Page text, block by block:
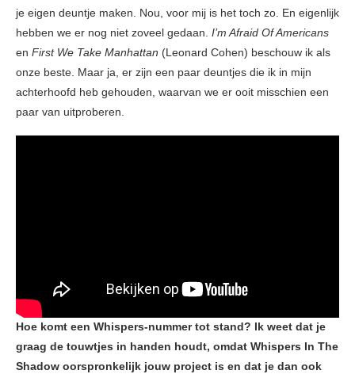
je eigen deuntje maken. Nou, voor mij is het toch zo. En eigenlijk
hebben we er nog niet zoveel gedaan. I’m Afraid Of Americans
en First We Take Manhattan (Leonard Cohen) beschouw ik als
onze beste. Maar ja, er zijn een paar deuntjes die ik in mijn
achterhoofd heb gehouden, waarvan we er ooit misschien een
paar van uitproberen.
Hoe komt een Whispers-nummer tot stand? Ik weet dat je
graag de touwtjes in handen houdt, omdat Whispers In The
Shadow oorspronkelijk jouw project is en dat je dan ook